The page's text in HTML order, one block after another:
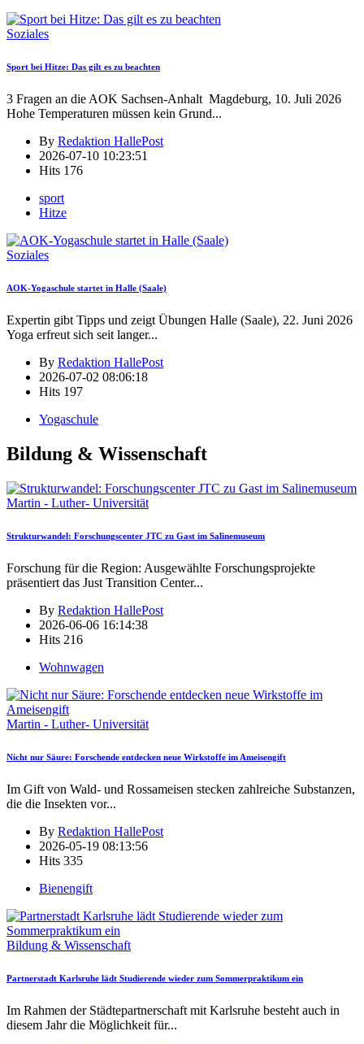
Soziales
Sport bei Hitze: Das gilt es zu beachten
3 Fragen an die AOK Sachsen-Anhalt Magdeburg, 10. Juli 2026
Hohe Temperaturen müssen kein Grund...
By Redaktion HallePost
2026-07-10 10:23:51
Hits 176
sport
Hitze
Soziales
AOK-Yogaschule startet in Halle (Saale)
Expertin gibt Tipps und zeigt Übungen Halle (Saale), 22. Juni 2026
Yoga erfreut sich seit langer...
By Redaktion HallePost
2026-07-02 08:06:18
Hits 197
Yogaschule
Bildung & Wissenschaft
Martin - Luther- Universität
Strukturwandel: Forschungscenter JTC zu Gast im Salinemuseum
Forschung für die Region: Ausgewählte Forschungsprojekte
präsentiert das Just Transition Center...
By Redaktion HallePost
2026-06-06 16:14:38
Hits 216
Wohnwagen
Martin - Luther- Universität
Nicht nur Säure: Forschende entdecken neue Wirkstoffe im Ameisengift
Im Gift von Wald- und Rossameisen stecken zahlreiche Substanzen,
die die Insekten vor...
By Redaktion HallePost
2026-05-19 08:13:56
Hits 335
Bienengift
Bildung & Wissenschaft
Partnerstadt Karlsruhe lädt Studierende wieder zum Sommerpraktikum ein
Im Rahmen der Städtepartnerschaft mit Karlsruhe besteht auch in
diesem Jahr die Möglichkeit für...